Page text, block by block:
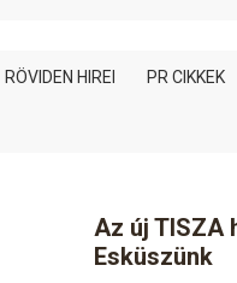
RÖVIDEN HIREI PR CIKKEK
Az új TISZA
Esküszünk